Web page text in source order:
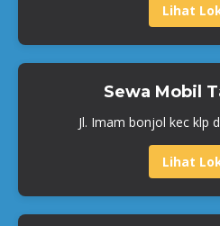
Lihat
Sewa Mobil
Jl. Imam bonjol kec klp
Lihat